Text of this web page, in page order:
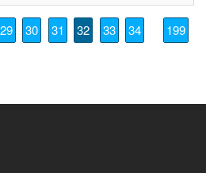
29 30 31 32 33 34
199